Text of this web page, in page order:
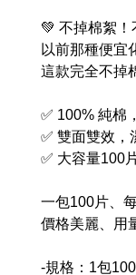
💚 不掉棉絮！
以前那種便宜
這款完全不掉
✅ 100% 純棉
✅ 雙面雙效，
✅ 大容量100
一包100片、
價格美麗、用
-規格：1包